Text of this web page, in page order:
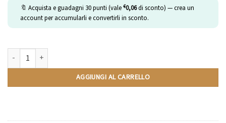
🔖 Acquista e guadagni 30punti (vale €0,06di sconto) — crea un
account per accumularli e convertirli in sconto.
Tisana Buonanotte | Compatibili Nespresso | 10 Capsule quantità
AGGIUNGI AL CARRELLO